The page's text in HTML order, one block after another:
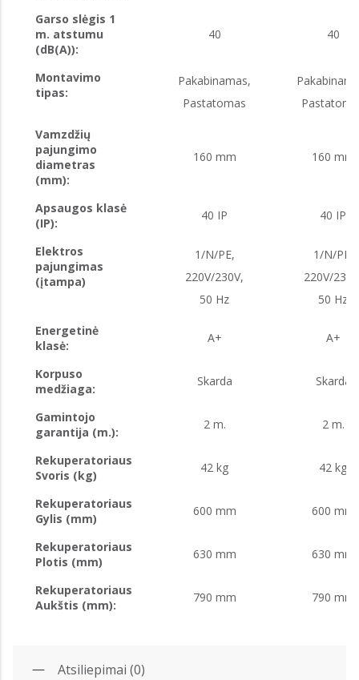
Garso slėgis 1
m. atstumu
(dB(A)):
40 40
Montavimo
tipas:
Pakabinamas,
Pastatomas
Vamzdžių
pajungimo
diametras
(mm):
160 mm 160 mm
Apsaugos klasė
(IP):
40 IP 40 IP
Elektros
pajungimas
(įtampa)
1/N/PE,
220V/230V,
50 Hz
1/N/PE,
220V/
50 Hz
Energetinė
klasė:
A+ A+
Korpuso
medžiaga:
Skarda Skarda
Gamintojo
garantija (m.):
2 m. 2 m.
Rekuperatoriaus
Svoris (kg)
42 kg 42 kg
Rekuperatoriaus
Gylis (mm)
600 mm 600 mm
Rekuperatoriaus
Plotis (mm)
630 mm 630 mm
Rekuperatoriaus
Aukštis (mm):
790 mm 790 mm
Atsiliepimai (0)